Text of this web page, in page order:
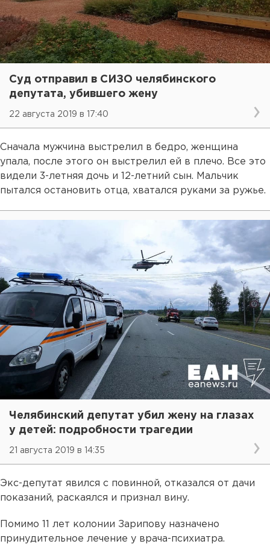
Суд отправил в СИЗО челябинского
депутата, убившего жену
22 августа 2019 в 17:40
Сначала мужчина выстрелил в бедро, женщина
упала, после этого он выстрелил ей в плечо. Все это
видели 3-летняя дочь и 12-летний сын. Мальчик
пытался остановить отца, хватался руками за ружье.
Челябинский депутат убил жену на глазах
у детей: подробности трагедии
21 августа 2019 в 14:35
Экс-депутат явился с повинной, отказался от дачи
показаний, раскаялся и признал вину.
Помимо 11 лет колонии Зарипову назначено
принудительное лечение у врача-психиатра.